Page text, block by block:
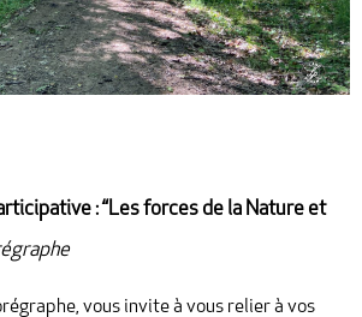
:“Les forces de la Nature et
vous invite à vous relier à vos